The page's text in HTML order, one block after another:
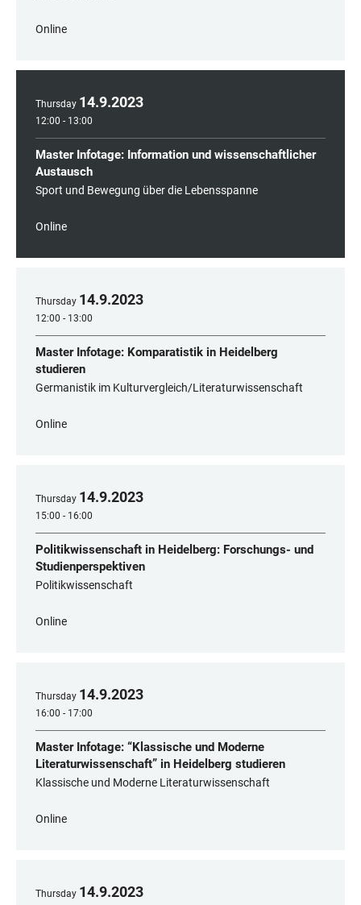
Online
Thursday 14.9.2023
12:00 - 13:00
Master Infotage: Information und wissenschaftlicher
Austausch
Sport und Bewegung über die Lebensspanne
Online
Thursday 14.9.2023
12:00 - 13:00
Master Infotage: Komparatistik in Heidelberg
studieren
Germanistik im Kulturvergleich/Literaturwissenschaft
Online
Thursday 14.9.2023
15:00 - 16:00
Politikwissenschaft in Heidelberg: Forschungs- und
Studienperspektiven
Politikwissenschaft
Online
Thursday 14.9.2023
16:00 - 17:00
Master Infotage: “Klassische und Moderne
Literaturwissenschaft” in Heidelberg studieren
Klassische und Moderne Literaturwissenschaft
Online
Thursday 14.9.2023